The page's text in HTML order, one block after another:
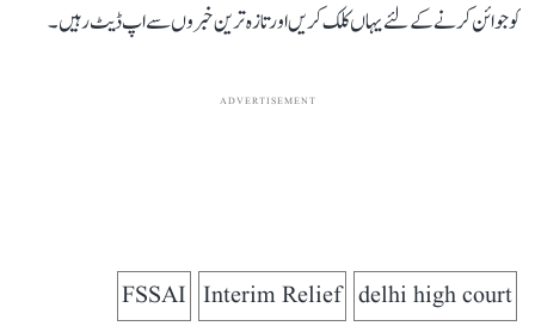
کو جوائن کرنے کے لئے یہاں کلک کریں اور تازہ ترین خبروں سے اپ ڈیٹ رہیں۔
ADVERTISEMENT
delhi high court
Interim Relief
FSSAI